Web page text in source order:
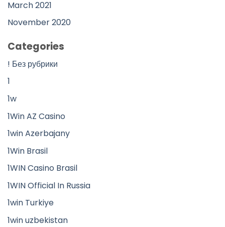
March 2021
November 2020
Categories
! Без рубрики
1
1w
1Win AZ Casino
1win Azerbajany
1Win Brasil
1WIN Casino Brasil
1WIN Official In Russia
1win Turkiye
1win uzbekistan